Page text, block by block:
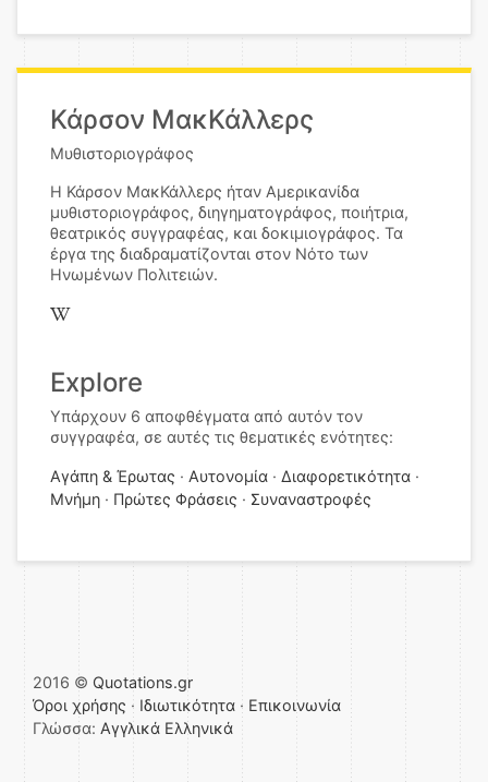
Κάρσον ΜακΚάλλερς
Μυθιστοριογράφος
Η Κάρσον ΜακΚάλλερς ήταν Αμερικανίδα
μυθιστοριογράφος, διηγηματογράφος, ποιήτρια,
θεατρικός συγγραφέας, και δοκιμιογράφος. Τα
έργα της διαδραματίζονται στον Νότο των
Ηνωμένων Πολιτειών.
Explore
Υπάρχουν 6 αποφθέγματα από αυτόν τον
συγγραφέα, σε αυτές τις θεματικές ενότητες:
Αγάπη & Έρωτας Αυτονομία
Διαφορετικότητα
Μνήμη
Πρώτες Φράσεις Συναναστροφές
2016 © Quotations.gr
Όροι χρήσης · Ιδιωτικότητα · Επικοινωνία
Γλώσσα: Αγγλικά Ελληνικά